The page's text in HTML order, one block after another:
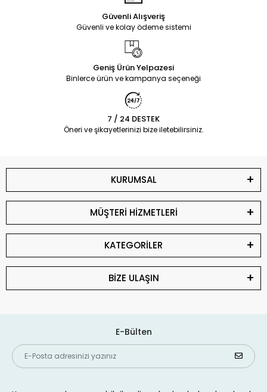
Güvenli Alışveriş
Güvenli ve kolay ödeme sistemi
Geniş Ürün Yelpazesi
Binlerce ürün ve kampanya seçeneği
7 / 24 DESTEK
Öneri ve şikayetlerinizi bize iletebilirsiniz.
KURUMSAL
MÜŞTERİ HİZMETLERİ
KATEGORİLER
BİZE ULAŞIN
E-Bülten